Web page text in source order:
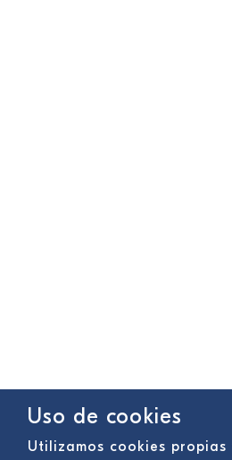
Uso de cookies
Utilizamos cookies